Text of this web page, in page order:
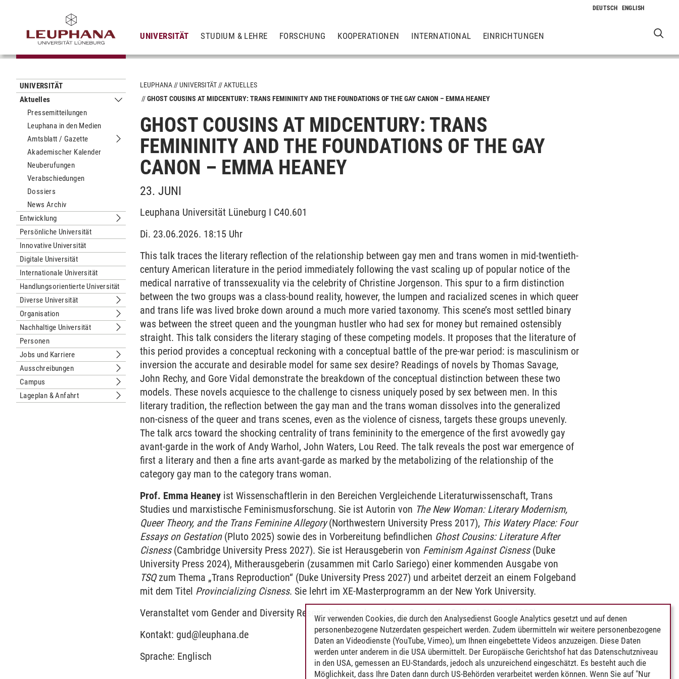
UNIVERSITÄT STUDIUM & LEHRE FORSCHUNG KOOPERATIONEN INTERNATIONAL EINRICHTUNGEN
UNIVERSITÄT
Aktuelles
Untermenu Aktuelles
Pressemitteilungen
Leuphana in den Medien
Amtsblatt / Gazette
Untermenu Amtsblatt / Gazette
Akademischer Kalender
Neuberufungen
Verabschiedungen
Dossiers
News Archiv
Entwicklung
Untermenu Entwicklung
Persönliche Universität
Innovative Universität
Digitale Universität
Internationale Universität
Handlungsorientierte Universität
Diverse Universität
Untermenu Diverse Universität
Organisation
Untermenu Organisation
Nachhaltige Universität
Untermenu Nachhaltige Universität
Personen
Jobs und Karriere
Untermenu Jobs und Karriere
Ausschreibungen
Untermenu Ausschreibungen
Campus
Untermenu Campus
Lageplan & Anfahrt
Untermenu Lageplan & Anfahrt
LEUPHANA UNIVERSITÄT
AKTUELLES
GHOST COUSINS AT MIDCENTURY: TRANS FEMININITY AND THE FOUNDATIONS OF THE GAY CANON – EMMA HEANEY
GHOST COUSINS AT MIDCENTURY: TRANS
FEMININITY AND THE FOUNDATIONS OF THE GAY
CANON – EMMA HEANEY
23. JUNI
Leuphana Universität Lüneburg I C40.601
Di. 23.06.2026. 18:15 Uhr
This talk traces the literary reflection of the relationship between gay men and trans women in mid-twentieth-
century American literature in the period immediately following the vast scaling up of popular notice of the
medical narrative of transsexuality via the celebrity of Christine Jorgenson. This spur to a firm distinction
between the two groups was a class-bound reality, however, the lumpen and racialized scenes in which queer
and trans life was lived broke down around a much more varied taxonomy. This scene’s most settled binary
was between the street queen and the youngman hustler who had sex for money but remained ostensibly
straight. This talk considers the literary staging of these competing models. It proposes that the literature of
this period provides a conceptual reckoning with a conceptual battle of the pre-war period: is masculinism or
inversion the accurate and desirable model for same sex desire? Readings of novels by Thomas Savage,
John Rechy, and Gore Vidal demonstrate the breakdown of the conceptual distinction between these two
models. These novels acquiesce to the challenge to cisness uniquely posed by sex between men. In this
literary tradition, the reflection between the gay man and the trans woman dissolves into the generalized
non-cisness of the queer and trans scenes, even as the violence of cisness, targets these groups unevenly.
The talk arcs toward the shocking centrality of trans femininity to the emergence of the first avowedly gay
avant-garde in the work of Andy Warhol, John Waters, Lou Reed. The talk reveals the post war emergence of
first a literary and then a fine arts avant-garde as marked by the metabolizing of the relationship of the
category gay man to the category trans woman.
Prof. Emma Heaney ist Wissenschaftlerin in den Bereichen Vergleichende Literaturwissenschaft, Trans
Studies und marxistische Feminismusforschung. Sie ist Autorin von The New Woman: Literary Modernism,
Queer Theory, and the Trans Feminine Allegory(Northwestern University Press 2017), This Watery Place: Four
Essays on Gestation(Pluto 2025) sowie des in Vorbereitung befindlichen Ghost Cousins: Literature After
Cisness(Cambridge University Press 2027). Sie ist Herausgeberin von Feminism Against Cisness(Duke
University Press 2024), Mitherausgeberin (zusammen mit Carlo Sariego) einer kommenden Ausgabe von
TSQzum Thema „Trans Reproduction“ (Duke University Press 2027) und arbeitet derzeit an einem Folgeband
mit dem Titel Provincializing Cisness. Sie lehrt im XE-Masterprogramm an der New York University.
Veranstaltet vom Gender and Diversity Research Network und dem Center for Critical Studies (CCS).
Kontakt: gud@leuphana.de
Sprache: Englisch
Wir verwenden Cookies, die durch den Analysedienst Google Analytics gesetzt und auf denen
personenbezogene Nutzerdaten gespeichert werden. Zudem übermitteln wir weitere personenbezogene
Daten an Videodienste (YouTube, Vimeo), um Ihnen eingebettete Videos anzuzeigen. Diese Daten
werden unter anderem in die USA übermittelt. Der Europäische Gerichtshof hat das Datenschutzniveau
in den USA, gemessen an EU-Standards, jedoch als unzureichend eingeschätzt. Es besteht auch die
Möglichkeit, dass Ihre Daten dann durch US-Behörden verarbeitet werden können. Wenn Sie auf "Nur